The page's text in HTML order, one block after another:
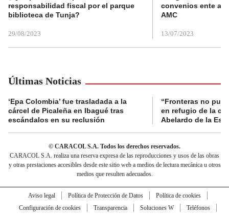
responsabilidad fiscal por el parque
biblioteca de Tunja?
29/08/2023
convenios ente
AMC
13/07/2023
Últimas Noticias
‘Epa Colombia’ fue trasladada a la
cárcel de Picaleña en Ibagué tras
escándalos en su reclusión
“Fronteras no
en refugio de la
Abelardo de la
© CARACOL S.A. Todos los derechos reservados.
CARACOL S.A. realiza una reserva expresa de las reproducciones y usos de las obras
y otras prestaciones accesibles desde este sitio web a medios de lectura mecánica u otros
medios que resulten adecuados.
Aviso legal Política de Protección de Datos
Política de cookies
Configuración de cookies
Transparencia Soluciones W
Teléfonos